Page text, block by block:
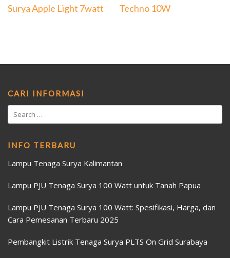
Surya Apple Light 7watt
Techno 10W
CARI INFORMASI
INFO TERBARU
Lampu Tenaga Surya Kalimantan
Lampu PJU Tenaga Surya 100 Watt untuk Tanah Papua
Lampu PJU Tenaga Surya 100 Watt: Spesifikasi, Harga, dan
Cara Pemesanan Terbaru 2025
Pembangkit Listrik Tenaga Surya PLTS On Grid Surabaya